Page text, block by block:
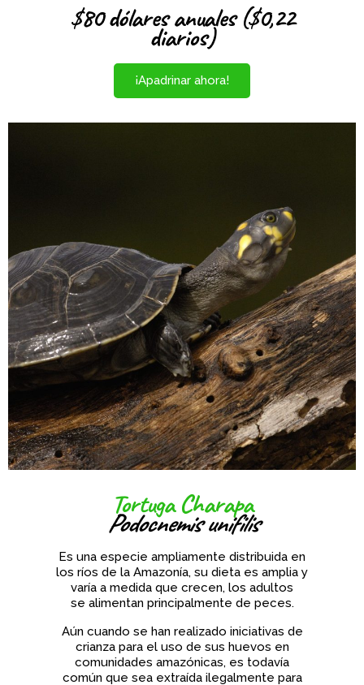
$80 dólares anuales ($0,22
diarios)
¡Apadrinar ahora!
Tortuga Charapa
Podocnemis unifilis
Es una especie ampliamente distribuida en
los ríos de la Amazonía, su dieta es amplia y
varía a medida que crecen, los adultos
se alimentan principalmente de peces.
Aún cuando se han realizado iniciativas de
crianza para el uso de sus huevos en
comunidades amazónicas, es todavía
común que sea extraída ilegalmente para